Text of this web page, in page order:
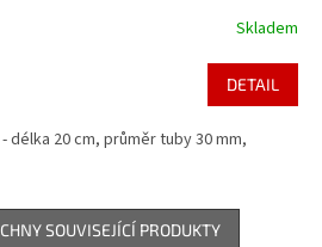
Skladem
DETAIL
délka 20 cm, průměr tuby 30 mm,
SOUVISEJÍCÍ PRODUKTY